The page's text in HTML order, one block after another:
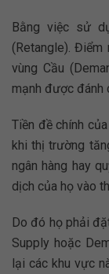
Bằng việc sử
(Retangle).
vùng Cầu
mạnh được đánh
Tiền đề chính
khi thị trường
ngân hàng hay
dịch của họ vào
Do đó họ phải
Supply hoặc
lại các khu vực